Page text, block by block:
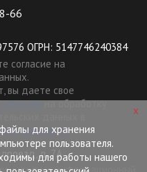
для хранения
пользователя.
для работы нашего
x
66
ОГРН: 5147746240384
согласие на
вы даете свое
согласиена обработку
д. 7А